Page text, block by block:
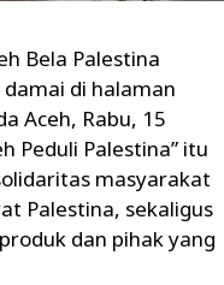
Bela Palestina
damai di halaman
Aceh, Rabu, 15
Peduli Palestina” itu
masyarakat
Palestina, sekaligus
dan pihak yang